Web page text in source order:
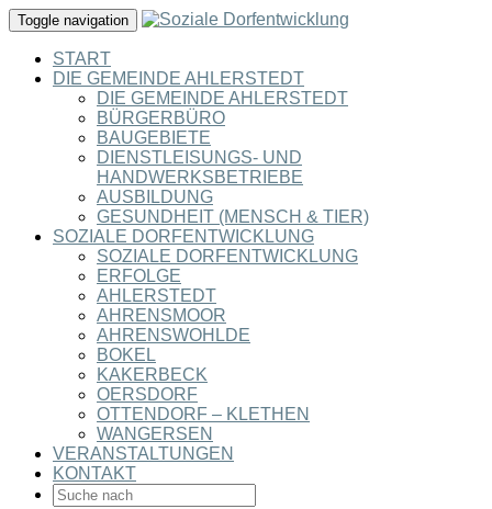
Toggle navigation
START
DIE GEMEINDE AHLERSTEDT
DIE GEMEINDE AHLERSTEDT
BÜRGERBÜRO
BAUGEBIETE
DIENSTLEISUNGS- UND
HANDWERKSBETRIEBE
AUSBILDUNG
GESUNDHEIT (MENSCH & TIER)
SOZIALE DORFENTWICKLUNG
SOZIALE DORFENTWICKLUNG
ERFOLGE
AHLERSTEDT
AHRENSMOOR
AHRENSWOHLDE
BOKEL
KAKERBECK
OERSDORF
OTTENDORF – KLETHEN
WANGERSEN
VERANSTALTUNGEN
KONTAKT
SEARCH